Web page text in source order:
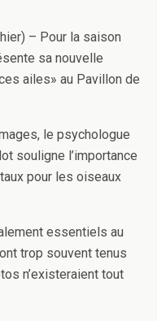
– Pour la saison
sa nouvelle
ailes» au Pavillon de
le psychologue
souligne l’importance
pour les oiseaux
essentiels au
trop souvent tenus
n’existeraient tout